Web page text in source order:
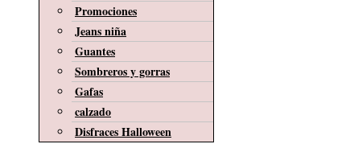
Promociones
Jeans niña
Guantes
Sombreros y gorras
Gafas
calzado
Disfraces Halloween